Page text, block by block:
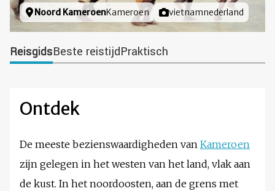
Locatie
Noord KameroenKameroen Foto door
vietnamnederland
ReisgidsBeste reistijdPraktisch
Ontdek
De meeste bezienswaardigheden van Kameroen
zijn gelegen in het westen van het land, vlak aan
de kust. In het noordoosten, aan de grens met